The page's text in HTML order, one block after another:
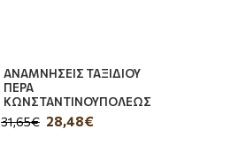
ΑΝΑΜΝΗΣΕΙΣ ΤΑΞΙΔΙΟΥ
ΠΕΡΑ
ΚΩΝΣΤΑΝΤΙΝΟΥΠΟΛΕΩΣ
28,48€
31,65€